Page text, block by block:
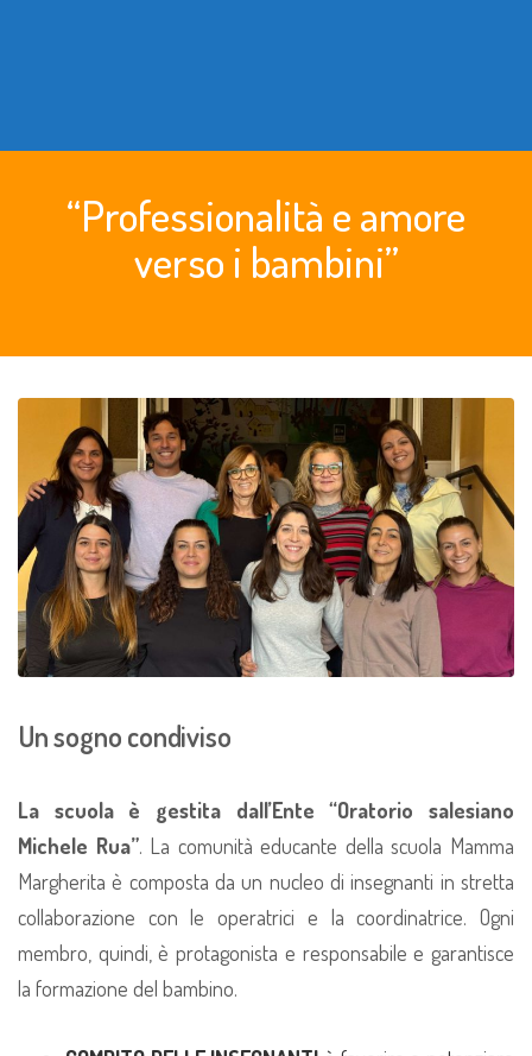
“Professionalità e amore
verso i bambini”
Un sogno condiviso
La scuola è gestita dall’Ente “Oratorio salesiano
Michele Rua”. La comunità educante della scuola Mamma
Margherita è composta da un nucleo di insegnanti in stretta
collaborazione con le operatrici e la coordinatrice. Ogni
membro, quindi, è protagonista e responsabile e garantisce
la formazione del bambino.